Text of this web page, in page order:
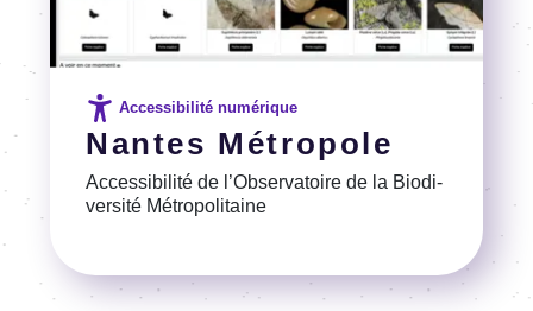
Nantes Métropole
Acces­si­bi­lité de l’Ob­ser­va­toire de la Biodi­
ver­sité Métro­po­li­taine
Accessibilité numérique
Voir la référence